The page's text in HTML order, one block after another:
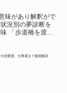
味があり解釈がで
況別の夢診断を
「歩道橋を渡れ
恋愛運、仕事運まで徹底解説